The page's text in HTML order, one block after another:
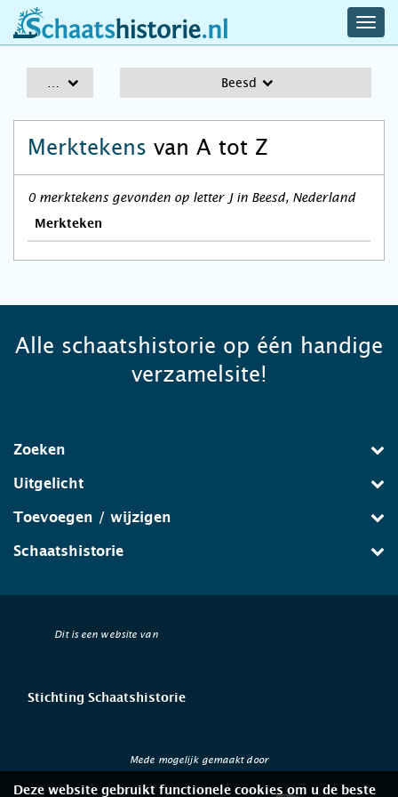
schaatshistorie.nl
Beesd
Merktekens van A tot Z
0 merktekens gevonden op letter J in Beesd, Nederland
Merkteken
Alle schaatshistorie op één handige
verzamelsite!
Zoeken
Uitgelicht
Toevoegen / wijzigen
Schaatshistorie
Dit is een website van
Stichting Schaatshistorie
Mede mogelijk gemaakt door
Deze website gebruikt functionele cookies om u de beste